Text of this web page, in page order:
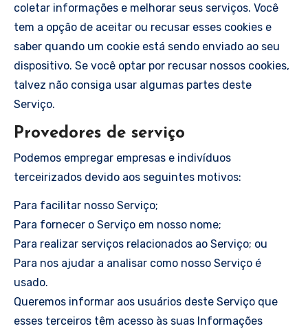
coletar informações e melhorar seus serviços. Você
tem a opção de aceitar ou recusar esses cookies e
saber quando um cookie está sendo enviado ao seu
dispositivo. Se você optar por recusar nossos cookies,
talvez não consiga usar algumas partes deste
Serviço.
Provedores de serviço
Podemos empregar empresas e indivíduos
terceirizados devido aos seguintes motivos:
Para facilitar nosso Serviço;
Para fornecer o Serviço em nosso nome;
Para realizar serviços relacionados ao Serviço; ou
Para nos ajudar a analisar como nosso Serviço é
usado.
Queremos informar aos usuários deste Serviço que
esses terceiros têm acesso às suas Informações